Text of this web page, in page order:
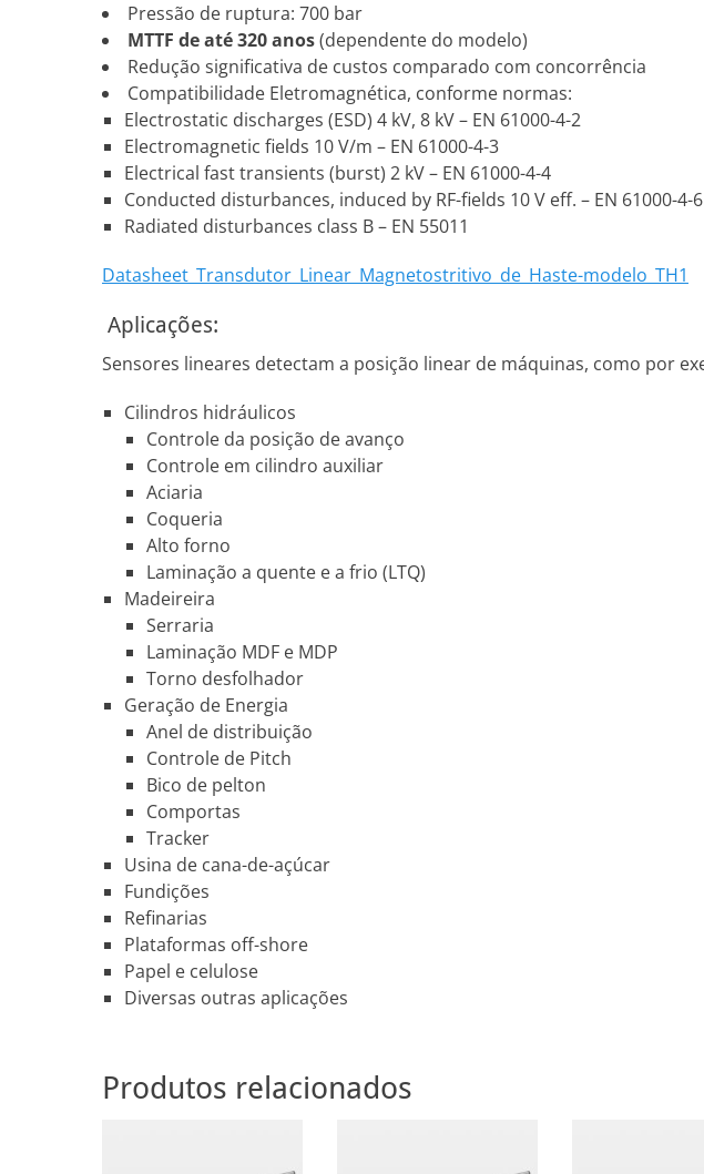
Pressão de ruptura: 700 bar
MTTF de até 320 anos(dependente do modelo)
Redução significativa de custos comparado com concorrência
Compatibilidade Eletromagnética, conforme normas:
Electrostatic discharges (ESD) 4 kV, 8 kV – EN 61000-4-2
Electromagnetic fields 10 V/m – EN 61000-4-3
Electrical fast transients (burst) 2 kV – EN 61000-4-4
Conducted disturbances, induced by RF-fields 10 V eff. – EN 61000-4-6
Radiated disturbances class B – EN 55011
Datasheet_Transdutor_Linear_Magnetostritivo_de_Haste-modelo_TH1
Aplicações:
Sensores lineares detectam a posição linear de máquinas, como por
Cilindros hidráulicos
Controle da posição de avanço
Controle em cilindro auxiliar
Aciaria
Coqueria
Alto forno
Laminação a quente e a frio (LTQ)
Madeireira
Serraria
Laminação MDF e MDP
Torno desfolhador
Geração de Energia
Anel de distribuição
Controle de Pitch
Bico de pelton
Comportas
Tracker
Usina de cana-de-açúcar
Fundições
Refinarias
Plataformas off-shore
Papel e celulose
Diversas outras aplicações
Produtos relacionados